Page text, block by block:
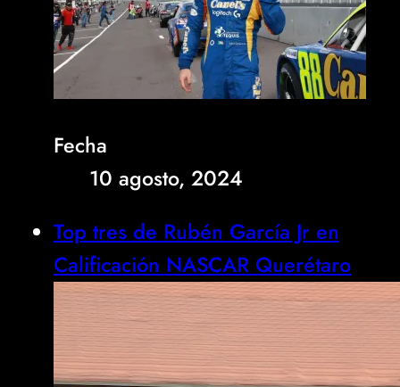
Fecha
10 agosto, 2024
Top tres de Rubén García Jr en
Calificación NASCAR Querétaro